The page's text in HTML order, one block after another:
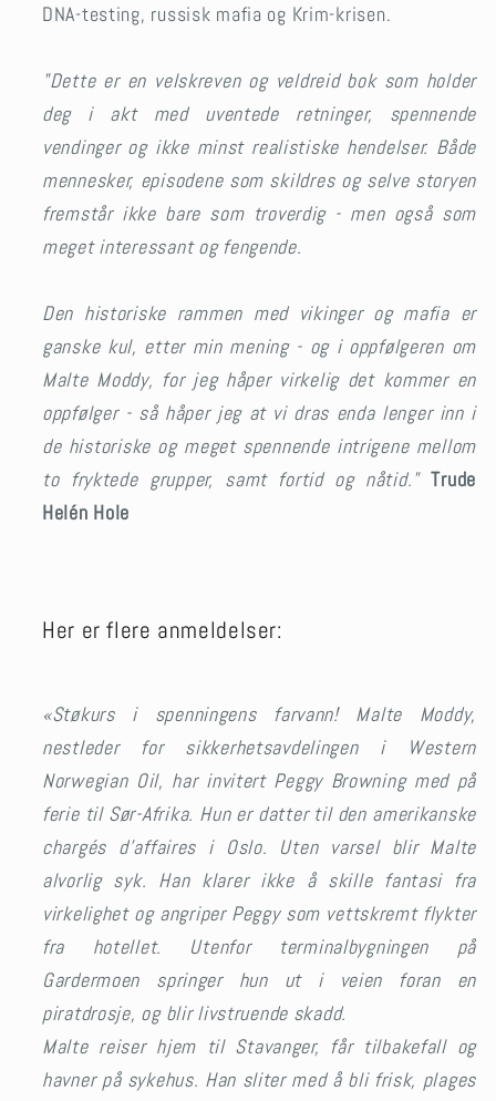
DNA-testing, russisk mafia og Krim-krisen.
"Dette er en velskreven og veldreid bok som holder
deg i akt med uventede retninger, spennende
vendinger og ikke minst realistiske hendelser. Både
mennesker, episodene som skildres og selve storyen
fremstår ikke bare som troverdig - men også som
meget interessant og fengende.
Den historiske rammen med vikinger og mafia er
ganske kul, etter min mening - og i oppfølgeren om
Malte Moddy, for jeg håper virkelig det kommer en
oppfølger - så håper jeg at vi dras enda lenger inn i
de historiske og meget spennende intrigene mellom
to fryktede grupper, samt fortid og nåtid." Trude
Helén Hole
Her er flere anmeldelser:
«Støkurs i spenningens farvann! Malte Moddy,
nestleder for sikkerhetsavdelingen i Western
Norwegian Oil, har invitert Peggy Browning med på
ferie til Sør-Afrika. Hun er datter til den amerikanske
chargés d’affaires i Oslo. Uten varsel blir Malte
alvorlig syk. Han klarer ikke å skille fantasi fra
virkelighet og angriper Peggy som vettskremt flykter
fra hotellet. Utenfor terminalbygningen på
Gardermoen springer hun ut i veien foran en
piratdrosje, og blir livstruende skadd.
Malte reiser hjem til Stavanger, får tilbakefall og
havner på sykehus. Han sliter med å bli frisk, plages